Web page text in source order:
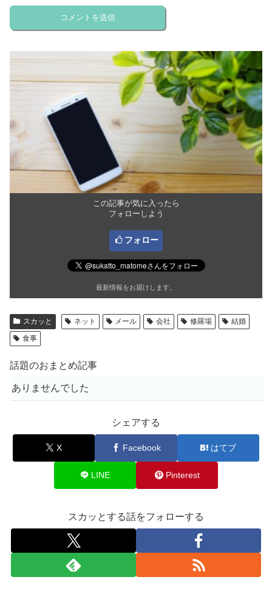
この記事が気に入ったら
フォローしよう
フォロー
最新情報をお届けします。
スカッと ネット メール 会社 修羅場
結婚
食事
話題のおまとめ記事
ありませんでした
シェアする
X Facebook はてブ
LINE Pinterest
スカッとする話をフォローする